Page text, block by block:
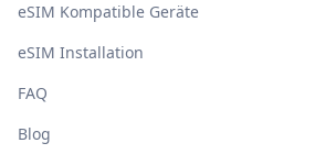
eSIM Kompatible Geräte
eSIM Installation
FAQ
Blog